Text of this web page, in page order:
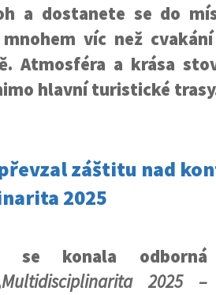
a dostanete se do
víc než
Atmosféra a krása
hlavní turistické
záštitu nad
2025
se konala odborná
Multidisciplinarita 2025 –